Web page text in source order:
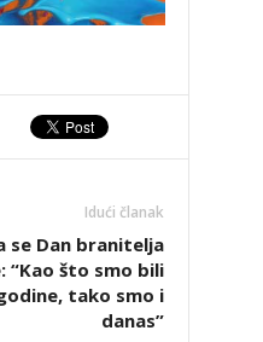
Idući članak
se Dan branitelja
“Kao što smo bili
tako smo i
danas”